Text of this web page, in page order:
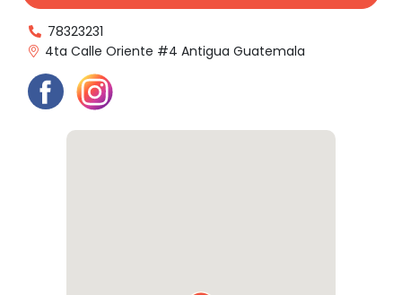
78323231
4ta Calle Oriente #4 Antigua Guatemala